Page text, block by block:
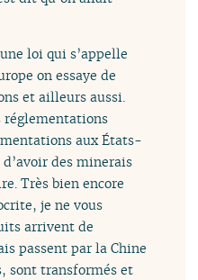
loi qui s’appelle
on essaye de
et ailleurs aussi.
réglementations
aux États-
des minerais
Très bien encore
je ne vous
arrivent de
passent par la Chine
sont transformés et